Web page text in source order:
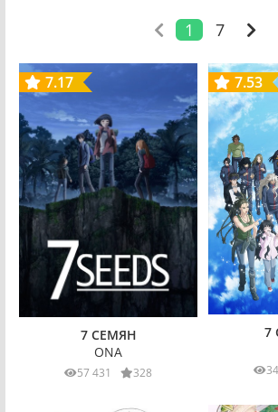
1 7
7.17
7 СЕМЯН
ONA
57 431 328
7.53
7